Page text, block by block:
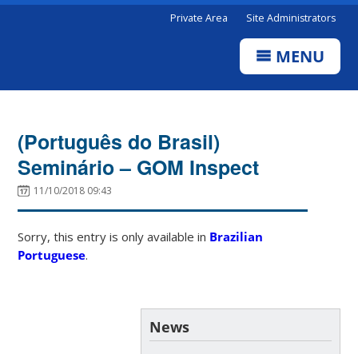
Private Area Site Administrators
MENU
(Português do Brasil)
Seminário – GOM Inspect
11/10/2018 09:43
Sorry, this entry is only available in Brazilian
Portuguese.
News